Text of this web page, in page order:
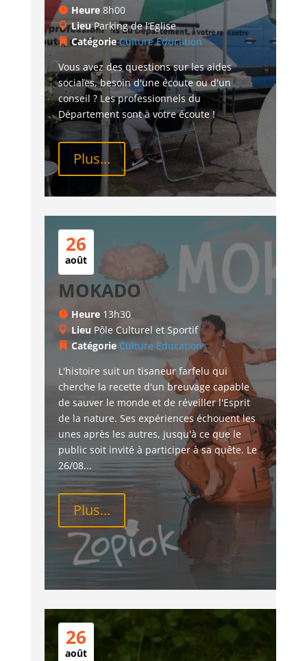
Heure 8h00
LieuParking de l’Eglise
CatégorieCulture Education
Vous avez des questions sur les aides
sociales, besoin d'une écoute ou d'un
conseil ? Les professionnels du
Département sont à votre écoute !
Plus...
26
août
MOKADO
Heure 13h30
Lieu Pôle Culturel et Sportif
Catégorie Culture Education
L'histoire suit un tisaneur farfelu qui
cherche la recette d'un breuvage capable
de sauver le monde et de réveiller l'Esprit
de la nature. Ses expériences échouent les
unes après les autres, jusqu'à ce que le
public soit invité à participer à sa quête. Le
26/08...
Plus...
26
août